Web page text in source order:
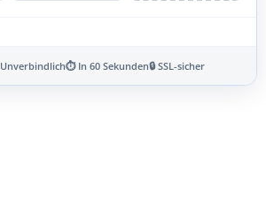
Unverbindlich⏱ In 60 Sekunden🔒 SSL-sicher